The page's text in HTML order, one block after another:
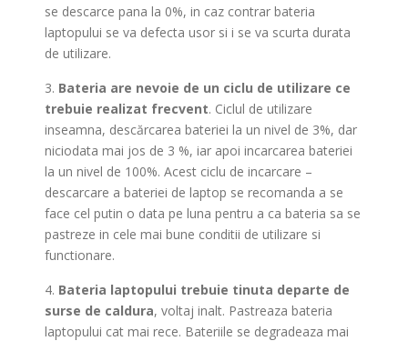
se descarce pana la 0%, in caz contrar bateria
laptopului se va defecta usor si i se va scurta durata
de utilizare.
3. Bateria are nevoie de un ciclu de utilizare ce
trebuie realizat frecvent. Ciclul de utilizare
inseamna, descărcarea bateriei la un nivel de 3%, dar
niciodata mai jos de 3 %, iar apoi incarcarea bateriei
la un nivel de 100%. Acest ciclu de incarcare –
descarcare a bateriei de laptop se recomanda a se
face cel putin o data pe luna pentru a ca bateria sa se
pastreze in cele mai bune conditii de utilizare si
functionare.
4. Bateria laptopului trebuie tinuta departe de
surse de caldura, voltaj inalt. Pastreaza bateria
laptopului cat mai rece. Bateriile se degradeaza mai